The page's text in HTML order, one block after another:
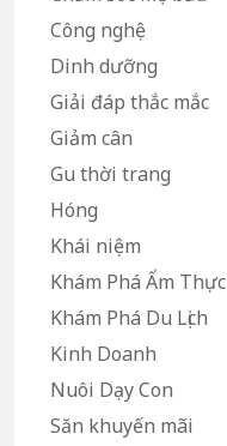
Công nghệ
Dinh dưỡng
Giải đáp thắc mắc
Giảm cân
Gu thời trang
Hóng
Khái niệm
Khám Phá Ẩm Thực
Khám Phá Du Lịch
Kinh Doanh
Nuôi Dạy Con
Săn khuyến mãi